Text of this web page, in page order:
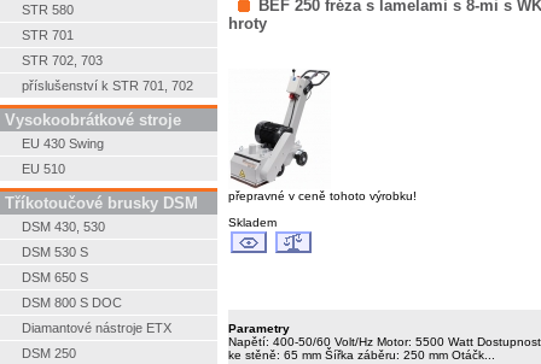
STR 580
STR 701
STR 702, 703
příslušenství k STR 701, 702
Vysokoobrátkové stroje
EU 430 Swing
EU 510
Tříkotoučové brusky DSM
DSM 430, 530
DSM 530 S
DSM 650 S
DSM 800 S DOC
Diamantové nástroje ETX
DSM 250
BEF 250 fréza s lamelami s 8-mi s WK
hroty
přepravné v ceně tohoto výrobku!
Skladem
Parametry
Napětí: 400-50/60 Volt/Hz Motor: 5500 Watt Dostupnost
ke stěně: 65 mm Šířka záběru: 250 mm Otáčk...